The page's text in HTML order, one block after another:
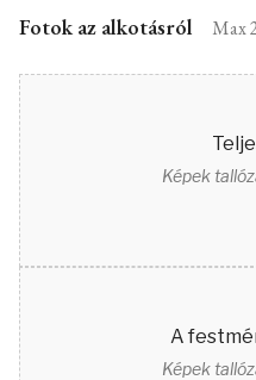
Fotok az alkotásról Max
Képek
A
Képek